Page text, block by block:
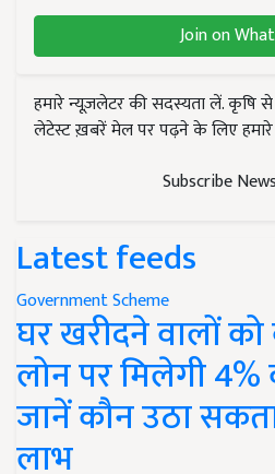
Join on
हमारे न्यूज़लेटर की सदस्यता लें. कृषि
लेटेस्ट ख़बरें मेल पर पढ़ने के लिए
Subscribe
Latest feeds
Government Scheme
घर खरीदने वालों को
लोन पर मिलेगी 4%
जानें कौन उठा
लाभ